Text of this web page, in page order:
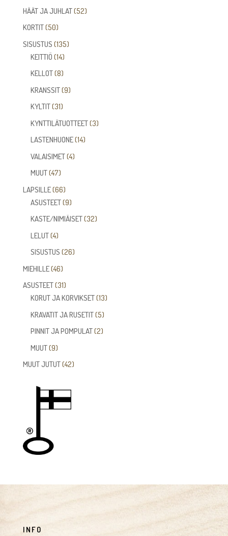
HÄÄT JA JUHLAT 5252
KORTIT 5050
tuotetta
SISUSTUS 135135
KEITTIÖ 1414
tuotetta
KELLOT 88
tuotetta
KRANSSIT 99
KYLTIT 3131
tuotetta
KYNTTILÄTUOTTEET 33
LASTENHUONE 1414
VALAISIMET 44
MUUT 4747
tuotetta
LAPSILLE 6666
tuotetta
ASUSTEET 99
tuotetta
KASTE/NIMIÄISET 3232
LELUT 44
tuotetta
SISUSTUS 2626
MIEHILLE 4646
tuotetta
ASUSTEET 3131
tuotetta
KORUT JA KORVIKSET 1313
KRAVATIT JA RUSETIT 55
tuotetta
PINNIT JA POMPULAT 22
MUUT 99
tuotetta
MUUT JUTUT 4242
INFO